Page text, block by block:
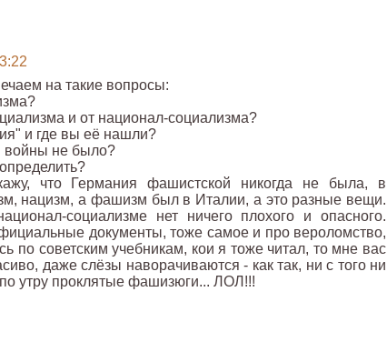
на такие вопросы:
и от национал-социализма?
и где вы её нашли?
войны не было?
что Германия фашистской никогда не была, в
нацизм, а фашизм был в Италии, а это разные вещи.
социализме нет ничего плохого и опасного.
документы, тоже самое и про вероломство,
советским учебникам, кои я тоже читал, то мне вас
даже слёзы наворачиваются - как так, ни с того ни
утру проклятые фашизюги... ЛОЛ!!!